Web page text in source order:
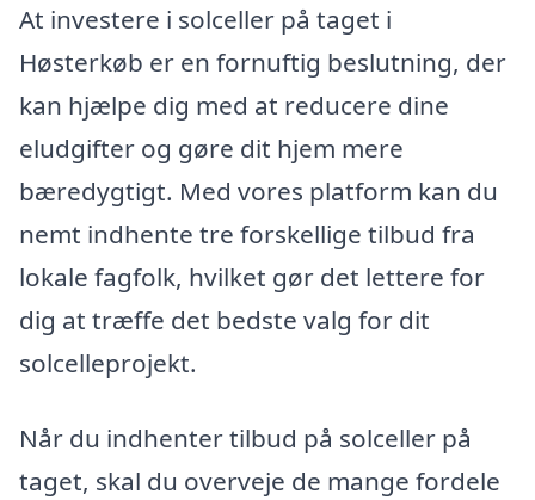
At investere i solceller på taget i
Høsterkøb er en fornuftig beslutning, der
kan hjælpe dig med at reducere dine
eludgifter og gøre dit hjem mere
bæredygtigt. Med vores platform kan du
nemt indhente tre forskellige tilbud fra
lokale fagfolk, hvilket gør det lettere for
dig at træffe det bedste valg for dit
solcelleprojekt.
Når du indhenter tilbud på solceller på
taget, skal du overveje de mange fordele